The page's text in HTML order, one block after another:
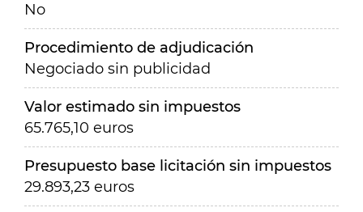
No
Procedimiento de adjudicación
Negociado sin publicidad
Valor estimado sin impuestos
65.765,10 euros
Presupuesto base licitación sin impuestos
29.893,23 euros